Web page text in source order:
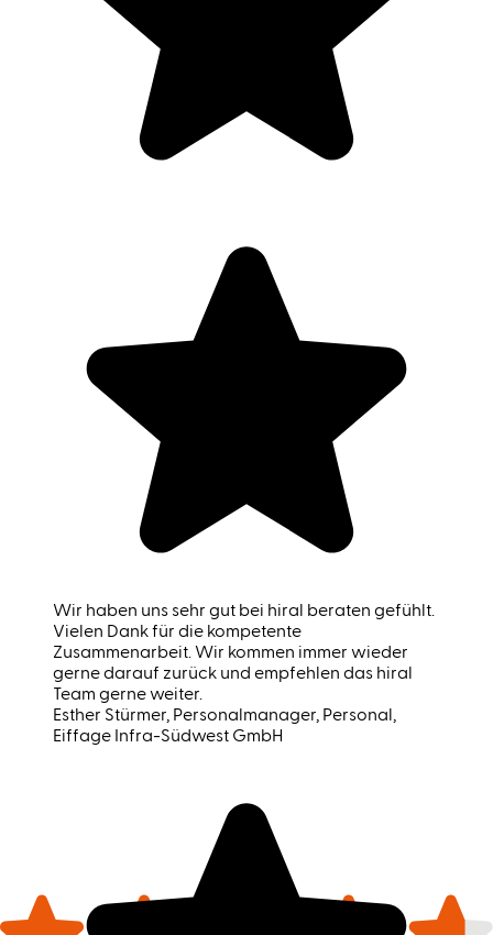
Wir haben uns sehr gut bei hiral beraten gefühlt.
Vielen Dank für die kompetente
Zusammenarbeit. Wir kommen immer wieder
gerne darauf zurück und empfehlen das hiral
Team gerne weiter.
Esther Stürmer, Personalmanager, Personal,
Eiffage Infra-Südwest GmbH